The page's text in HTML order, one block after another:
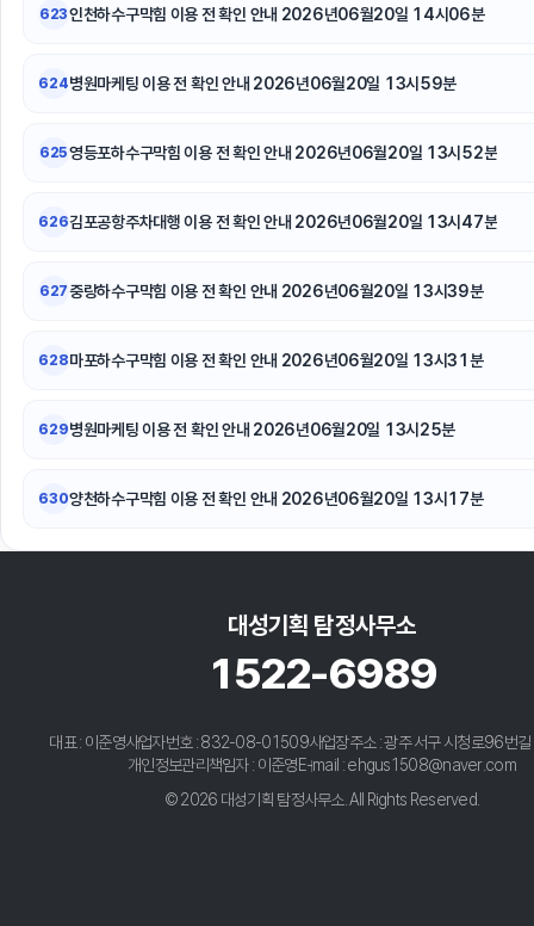
623인천하수구막힘 이용 전 확인 안내 2026년06월20일 14시06분
624병원마케팅 이용 전 확인 안내 2026년06월20일 13시59분
625영등포하수구막힘 이용 전 확인 안내 2026년06월20일 13시52분
626김포공항주차대행 이용 전 확인 안내 2026년06월20일 13시47분
627중랑하수구막힘 이용 전 확인 안내 2026년06월20일 13시39분
628마포하수구막힘 이용 전 확인 안내 2026년06월20일 13시31분
629병원마케팅 이용 전 확인 안내 2026년06월20일 13시25분
630양천하수구막힘 이용 전 확인 안내 2026년06월20일 13시17분
대성기획 탐정사무소
1522-6989
대표 : 이준영사업자번호 : 832-08-01509사업장주소 : 광주 서구 시청로96번
개인정보관리책임자 : 이준영E-mail : ehgus1508@naver.com
© 2026 대성기획 탐정사무소. All Rights Reserved.